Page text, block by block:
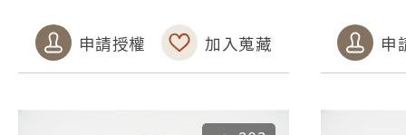
申請授權 加入蒐藏 申